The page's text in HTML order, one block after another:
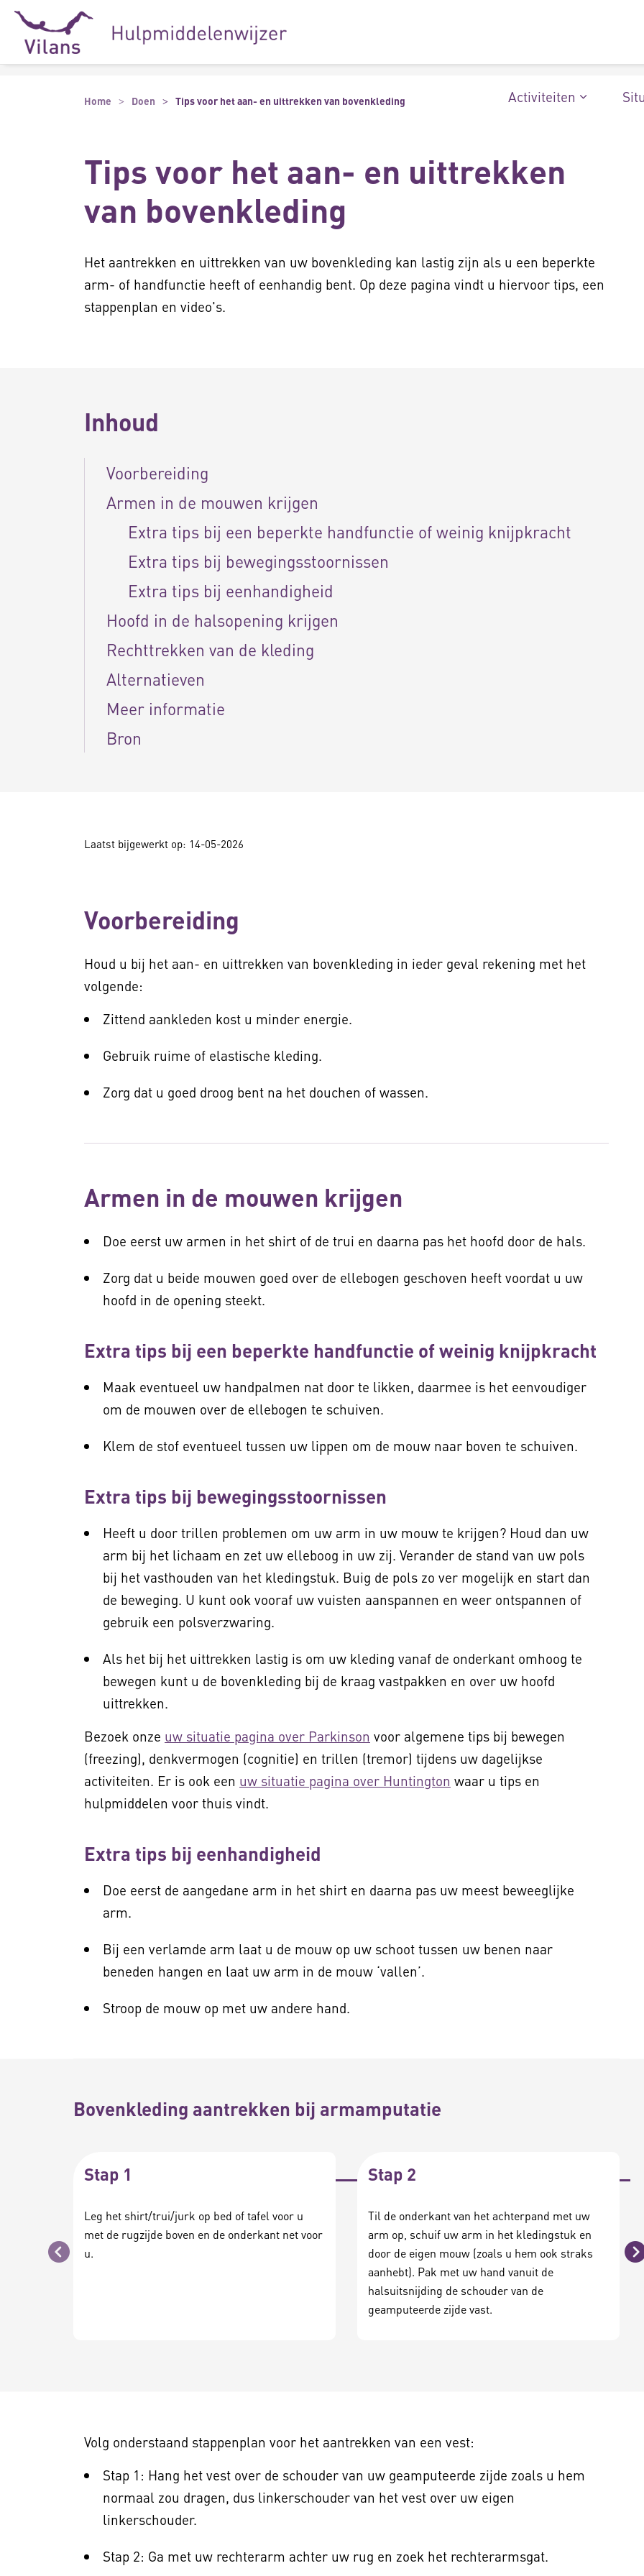
Naar hoofdinhoud
Naar footer
Activiteiten
Home Doen Tips voor het aan- en uittrekken van bovenkleding
Tips voor het aan- en uittrekken
van bovenkleding
Het aantrekken en uittrekken van uw bovenkleding kan lastig zijn als u een beperkte
arm- of handfunctie heeft of eenhandig bent. Op deze pagina vindt u hiervoor tips, een
stappenplan en video's.
Inhoud
Voorbereiding
Armen in de mouwen krijgen
Extra tips bij een beperkte handfunctie of weinig knijpkracht
Extra tips bij bewegingsstoornissen
Extra tips bij eenhandigheid
Hoofd in de halsopening krijgen
Rechttrekken van de kleding
Alternatieven
Meer informatie
Bron
Laatst bijgewerkt op: 14-05-2026
Voorbereiding
Houd u bij het aan- en uittrekken van bovenkleding in ieder geval rekening met het
volgende:
Zittend aankleden kost u minder energie.
Gebruik ruime of elastische kleding.
Zorg dat u goed droog bent na het douchen of wassen.
Armen in de mouwen krijgen
Doe eerst uw armen in het shirt of de trui en daarna pas het hoofd door de hals.
Zorg dat u beide mouwen goed over de ellebogen geschoven heeft voordat u uw
hoofd in de opening steekt.
Extra tips bij een beperkte handfunctie of weinig knijpkracht
Maak eventueel uw handpalmen nat door te likken, daarmee is het eenvoudiger
om de mouwen over de ellebogen te schuiven.
Klem de stof eventueel tussen uw lippen om de mouw naar boven te schuiven.
Extra tips bij bewegingsstoornissen
Heeft u door trillen problemen om uw arm in uw mouw te krijgen? Houd dan uw
arm bij het lichaam en zet uw elleboog in uw zij. Verander de stand van uw pols
bij het vasthouden van het kledingstuk. Buig de pols zo ver mogelijk en start dan
de beweging. U kunt ook vooraf uw vuisten aanspannen en weer ontspannen of
gebruik een polsverzwaring.
Als het bij het uittrekken lastig is om uw kleding vanaf de onderkant omhoog te
bewegen kunt u de bovenkleding bij de kraag vastpakken en over uw hoofd
uittrekken.
Bezoek onze uw situatie pagina over Parkinson voor algemene tips bij bewegen
(freezing), denkvermogen (cognitie) en trillen (tremor) tijdens uw dagelijkse
activiteiten. Er is ook een uw situatie pagina over Huntington waar u tips en
hulpmiddelen voor thuis vindt.
Extra tips bij eenhandigheid
Doe eerst de aangedane arm in het shirt en daarna pas uw meest beweeglijke
arm.
Bij een verlamde arm laat u de mouw op uw schoot tussen uw benen naar
beneden hangen en laat uw arm in de mouw ‘vallen’.
Stroop de mouw op met uw andere hand.
Bovenkleding aantrekken bij armamputatie
Vorige
Stap 1
Leg het shirt/trui/jurk op bed of tafel voor u
met de rugzijde boven en de onderkant net voor
u.
Stap 2
Til de onderkant van het achterpand met uw
arm op, schuif uw arm in het kledingstuk en
door de eigen mouw (zoals u hem ook straks
aanhebt). Pak met uw hand vanuit de
halsuitsnijding de schouder van de
geamputeerde zijde vast.
Volg onderstaand stappenplan voor het aantrekken van een vest:
Stap 1: Hang het vest over de schouder van uw geamputeerde zijde zoals u hem
normaal zou dragen, dus linkerschouder van het vest over uw eigen
linkerschouder.
Stap 2: Ga met uw rechterarm achter uw rug en zoek het rechterarmsgat.